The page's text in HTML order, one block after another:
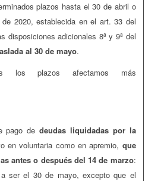
plazos hasta el 30 de abril o
2020, establecida en el art. 33 del
disposiciones adicionales 8ª y 9ª del
al 30 de mayo.
los plazos afectamos más
dedeudas liquidadas por la
en voluntaria como en apremio, que
antes o después del 14 de marzo:
ser el 30 de mayo, excepto que el